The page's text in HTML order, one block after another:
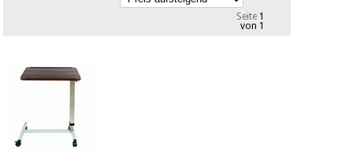
Klinische
Therapeutische
schränke
Traditionelle
Seite1
von 1